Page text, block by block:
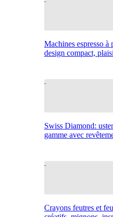
Machines espresso
design compact,
Swiss Diamond:
gamme avec
Crayons feutres et